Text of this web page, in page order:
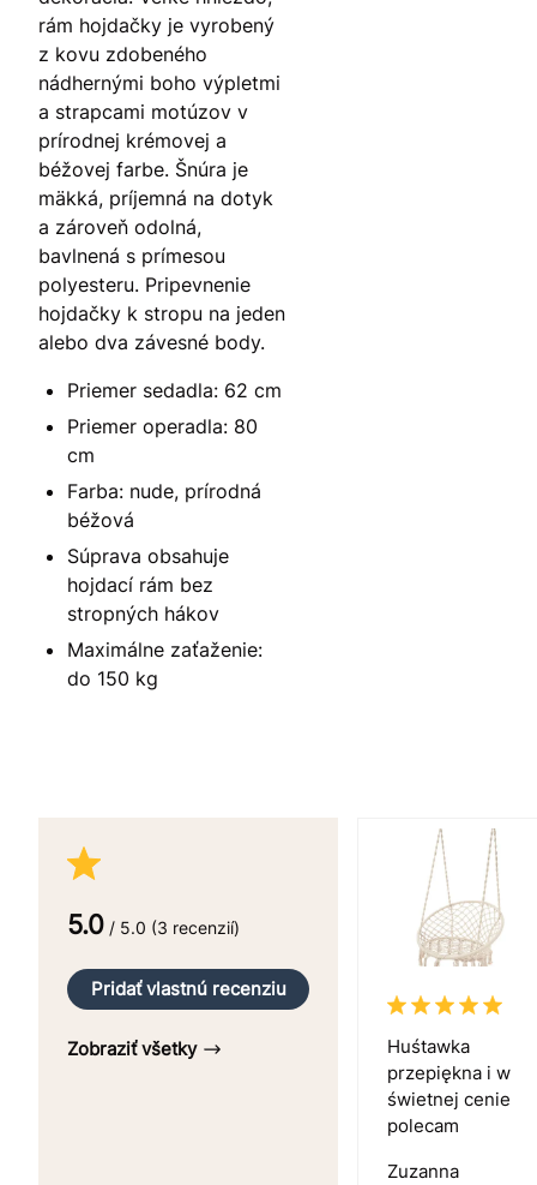
rám hojdačky je vyrobený
z kovu zdobeného
nádhernými boho výpletmi
a strapcami motúzov v
prírodnej krémovej a
béžovej farbe. Šnúra je
mäkká, príjemná na dotyk
a zároveň odolná,
bavlnená s prímesou
polyesteru. Pripevnenie
hojdačky k stropu na jeden
alebo dva závesné body.
Priemer sedadla: 62 cm
Priemer operadla: 80
cm
Farba: nude, prírodná
béžová
Súprava obsahuje
hojdací rám bez
stropných hákov
Maximálne zaťaženie:
do 150 kg
5.0 / 5.0 (3 recenzií)
Pridať vlastnú recenziu
Zobraziť všetky
Huśtawka
przepiękna i w
świetnej cenie
polecam
Zuzanna